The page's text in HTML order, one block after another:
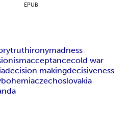
EPUB
truthironymadness
acceptancecold war
decision makingdecisiveness
bohemiaczechoslovakia
a